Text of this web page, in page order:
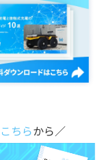
こちらから／